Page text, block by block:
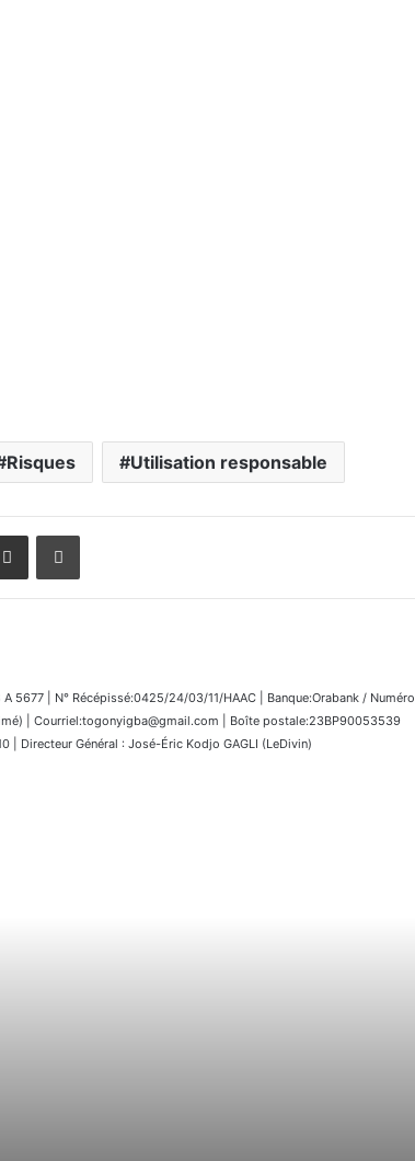
Risques Utilisation responsable
Partager par email Imprimer
5677 | N° Récépissé:0425/24/03/11/HAAC | Banque:Orabank / Numéro
| Courriel:togonyigba@gmail.com | Boîte postale:23BP90053539
Directeur Général : José-Éric Kodjo GAGLI (LeDivin)